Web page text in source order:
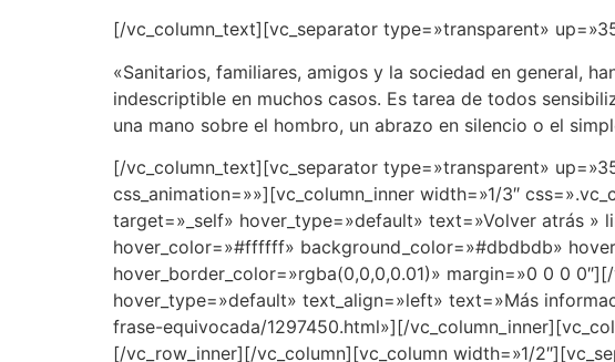
[/vc_column_text][vc_separator type=»transparent»
«Sanitarios, familiares, amigos y la sociedad en general,
indescriptible en muchos casos. Es tarea de todos
una mano sobre el hombro, un abrazo en silencio o el
[/vc_column_text][vc_separator type=»transparent»
css_animation=»»][vc_column_inner width=»1/3″
target=»_self» hover_type=»default» text=»Volver atrás
hover_color=»#ffffff» background_color=»#dbdbdb»
hover_border_color=»rgba(0,0,0,0.01)» margin=»0 0 0
hover_type=»default» text_align=»left» text=»Más
frase-equivocada/1297450.html»][/
[/vc_row_inner][/vc_column][vc_column width=»1/